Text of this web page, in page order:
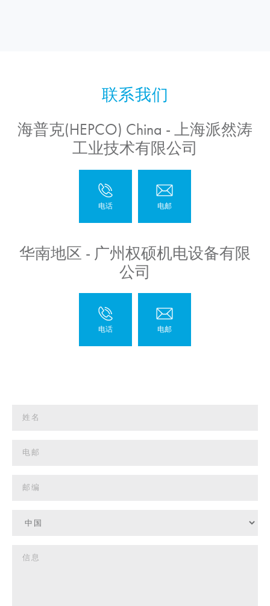
海普克(HEPCO) China - 上海派然涛
工业技术有限公司
华南地区 - 广州权硕机电设备有限
公司